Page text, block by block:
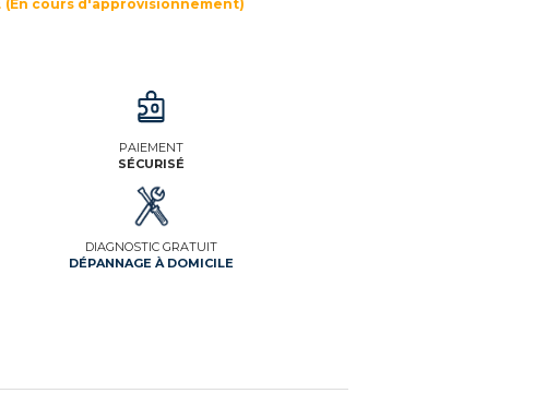
(En cours d'approvisionnement)
PAIEMENT
SÉCURISÉ
DIAGNOSTIC GRATUIT
DÉPANNAGE À DOMICILE